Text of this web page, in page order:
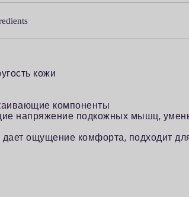
кожи
компоненты
напряжение подкожных мышц,
ощущение комфорта, подходит